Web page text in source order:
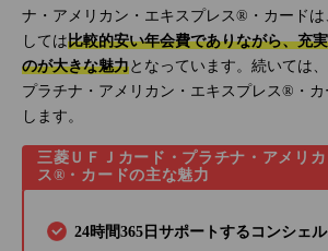
ナ・アメリカン・エキスプレス®・カードは
しては比較的安い年会費でありながら、充
のが大きな魅力となっています。続いては
プラチナ・アメリカン・エキスプレス®・
します。
三菱ＵＦＪカード・プラチナ・アメリ
ス®・カードの主な魅力
24時間365日サポートするコンシェ